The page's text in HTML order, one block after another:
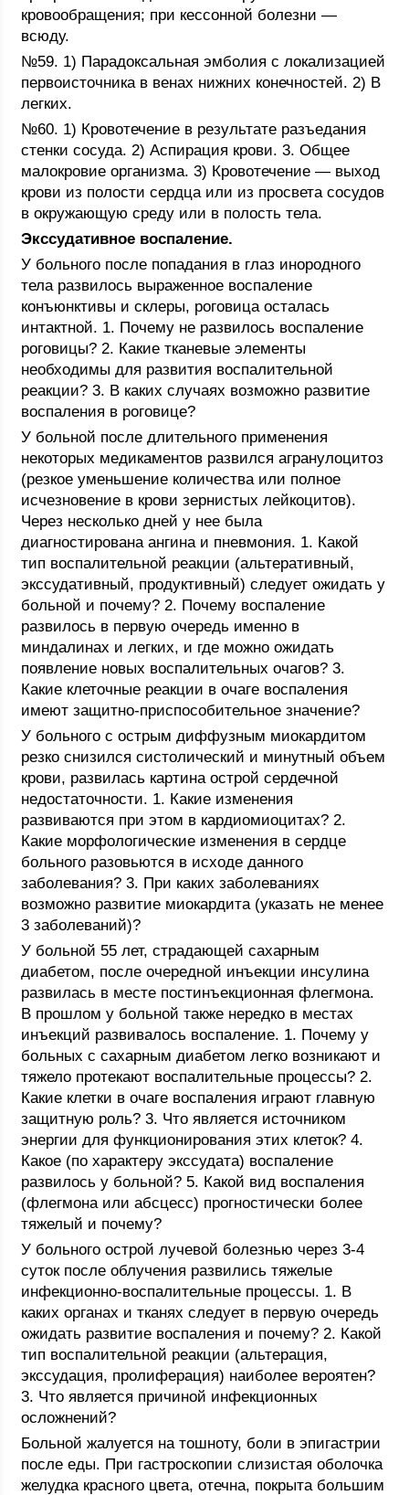
кровообращения; при кессонной болезни —
всюду.
№59. 1) Парадоксальная эмболия с локализацией
первоисточника в венах нижних конечностей. 2) В
легких.
№60. 1) Кровотечение в результате разъедания
стенки сосуда. 2) Аспирация крови. 3. Общее
малокровие организма. 3) Кровотечение — выход
крови из полости сердца или из просвета сосудов
в окружающую среду или в полость тела.
Экссудативное воспаление.
У больного после попадания в глаз инородного
тела развилось выраженное воспаление
конъюнктивы и склеры, роговица осталась
интактной. 1. Почему не развилось воспаление
роговицы? 2. Какие тканевые элементы
необходимы для развития воспалительной
реакции? 3. В каких случаях возможно развитие
воспаления в роговице?
У больной после длительного применения
некоторых медикаментов развился агранулоцитоз
(резкое уменьшение количества или полное
исчезновение в крови зернистых лейкоцитов).
Через несколько дней у нее была
диагностирована ангина и пневмония. 1. Какой
тип воспалительной реакции (альтеративный,
экссудативный, продуктивный) следует ожидать у
больной и почему? 2. Почему воспаление
развилось в первую очередь именно в
миндалинах и легких, и где можно ожидать
появление новых воспалительных очагов? 3.
Какие клеточные реакции в очаге воспаления
имеют защитно-приспособительное значение?
У больного с острым диффузным миокардитом
резко снизился систолический и минутный объем
крови, развилась картина острой сердечной
недостаточности. 1. Какие изменения
развиваются при этом в кардиомиоцитах? 2.
Какие морфологические изменения в сердце
больного разовьются в исходе данного
заболевания? 3. При каких заболеваниях
возможно развитие миокардита (указать не менее
3 заболеваний)?
У больной 55 лет, страдающей сахарным
диабетом, после очередной инъекции инсулина
развилась в месте постинъекционная флегмона.
В прошлом у больной также нередко в местах
инъекций развивалось воспаление. 1. Почему у
больных с сахарным диабетом легко возникают и
тяжело протекают воспалительные процессы? 2.
Какие клетки в очаге воспаления играют главную
защитную роль? 3. Что является источником
энергии для функционирования этих клеток? 4.
Какое (по характеру экссудата) воспаление
развилось у больной? 5. Какой вид воспаления
(флегмона или абсцесс) прогностически более
тяжелый и почему?
У больного острой лучевой болезнью через 3-4
суток после облучения развились тяжелые
инфекционно-воспалительные процессы. 1. В
каких органах и тканях следует в первую очередь
ожидать развитие воспаления и почему? 2. Какой
тип воспалительной реакции (альтерация,
экссудация, пролиферация) наиболее вероятен?
3. Что является причиной инфекционных
осложнений?
Больной жалуется на тошноту, боли в эпигастрии
после еды. При гастроскопии слизистая оболочка
желудка красного цвета, отечна, покрыта большим